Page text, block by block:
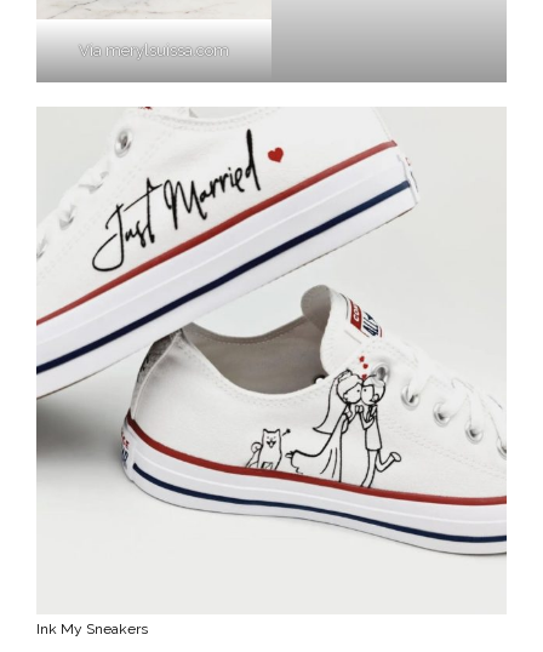
Via merylsuissa.com
Ink My Sneakers